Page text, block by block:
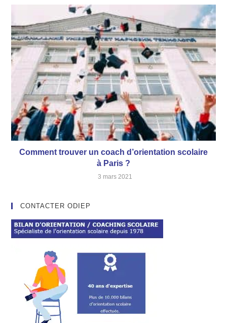
Comment trouver un coach d’orientation scolaire
à Paris ?
3 mars 2021
CONTACTER ODIEP